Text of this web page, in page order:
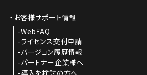
お客様サポート情報
WebFAQ
ライセンス交付申請
バージョン履歴情報
パートナー企業様へ
導入を検討の方へ